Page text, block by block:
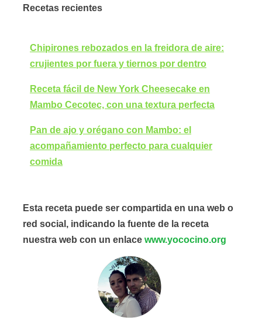
Recetas recientes
Chipirones rebozados en la freidora de aire:
crujientes por fuera y tiernos por dentro
Receta fácil de New York Cheesecake en
Mambo Cecotec, con una textura perfecta
Pan de ajo y orégano con Mambo: el
acompañamiento perfecto para cualquier
comida
Esta receta puede ser compartida en una web o
red social, indicando la fuente de la receta
nuestra web con un enlace www.yococino.org